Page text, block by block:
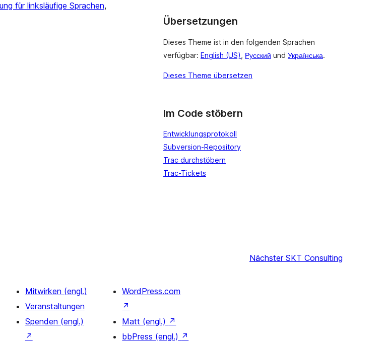
für linksläufige Sprachen
Übersetzungen
Dieses Theme ist in den folgenden Sprachen
verfügbar: English (US) Русский und Українська.
Dieses Theme übersetzen
Im Code stöbern
Entwicklungsprotokoll
Subversion-Repository
Trac durchstöbern
Trac-Tickets
Nächster SKT Consulting
Mitwirken (engl.)
Veranstaltungen
Spenden (engl.)
↗
WordPress.com
↗
Matt (engl.) ↗
bbPress (engl.) ↗